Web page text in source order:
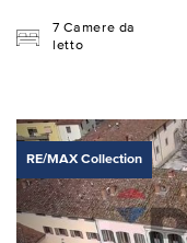
7 Camere da
letto
RE/MAX Collection